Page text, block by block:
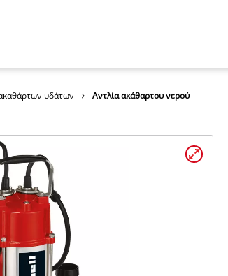
υδάτων Αντλία ακάθαρτου νερού